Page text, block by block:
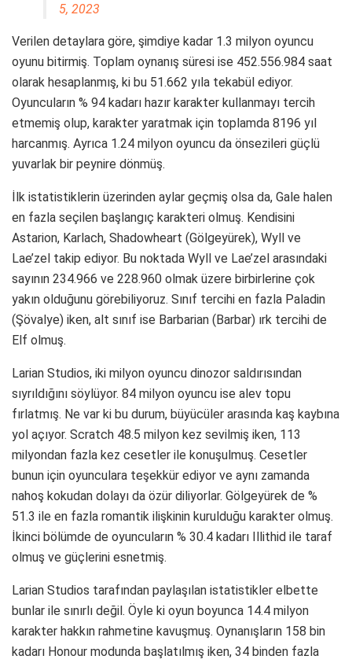
5, 2023
Verilen detaylara göre, şimdiye kadar 1.3 milyon oyuncu
oyunu bitirmiş. Toplam oynanış süresi ise 452.556.984 saat
olarak hesaplanmış, ki bu 51.662 yıla tekabül ediyor.
Oyuncuların % 94 kadarı hazır karakter kullanmayı tercih
etmemiş olup, karakter yaratmak için toplamda 8196 yıl
harcanmış. Ayrıca 1.24 milyon oyuncu da önsezileri güçlü
yuvarlak bir peynire dönmüş.
İlk istatistiklerin üzerinden aylar geçmiş olsa da, Gale halen
en fazla seçilen başlangıç karakteri olmuş. Kendisini
Astarion, Karlach, Shadowheart (Gölgeyürek), Wyll ve
Lae’zel takip ediyor. Bu noktada Wyll ve Lae’zel arasındaki
sayının 234.966 ve 228.960 olmak üzere birbirlerine çok
yakın olduğunu görebiliyoruz. Sınıf tercihi en fazla Paladin
(Şövalye) iken, alt sınıf ise Barbarian (Barbar) ırk tercihi de
Elf olmuş.
Larian Studios, iki milyon oyuncu dinozor saldırısından
sıyrıldığını söylüyor. 84 milyon oyuncu ise alev topu
fırlatmış. Ne var ki bu durum, büyücüler arasında kaş kaybına
yol açıyor. Scratch 48.5 milyon kez sevilmiş iken, 113
milyondan fazla kez cesetler ile konuşulmuş. Cesetler
bunun için oyunculara teşekkür ediyor ve aynı zamanda
nahoş kokudan dolayı da özür diliyorlar. Gölgeyürek de %
51.3 ile en fazla romantik ilişkinin kurulduğu karakter olmuş.
İkinci bölümde de oyuncuların % 30.4 kadarı Illithid ile taraf
olmuş ve güçlerini esnetmiş.
Larian Studios tarafından paylaşılan istatistikler elbette
bunlar ile sınırlı değil. Öyle ki oyun boyunca 14.4 milyon
karakter hakkın rahmetine kavuşmuş. Oynanışların 158 bin
kadarı Honour modunda başlatılmış iken, 34 binden fazla